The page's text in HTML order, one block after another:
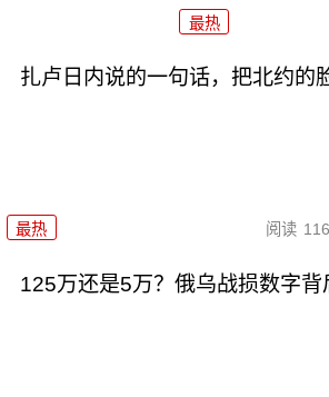
最热
扎卢日内说的一句话，把北约的
最热 阅读
125万还是5万？俄乌战损数字背